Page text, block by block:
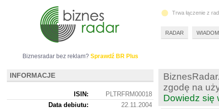
zgodę na
Dowiedz się
Biznesradar bez reklam? Sprawdź BR Plus
INFORMACJE
ISIN:
PLTRFRM00018
Data debiutu:
22.11.2004
Trwa łączenie z
RADAR